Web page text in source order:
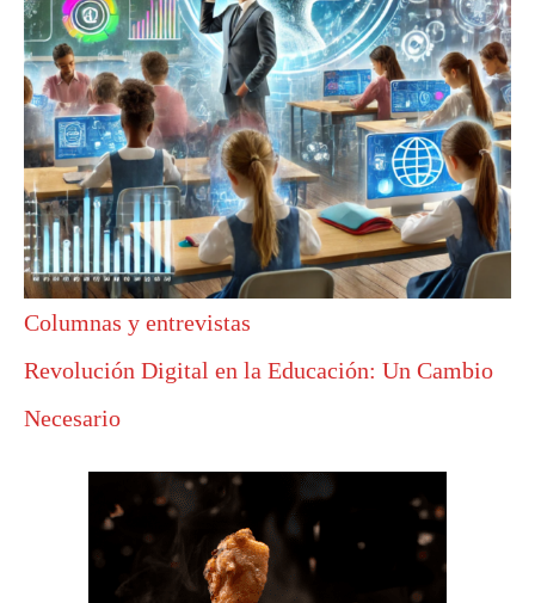
Columnas y entrevistas
Revolución Digital en la Educación: Un Cambio
Necesario